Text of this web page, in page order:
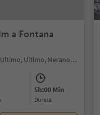
a Fontana
San Nicolò in Val d'Ultimo, Ultimo, Merano e dintorni
5h:00 Min
durata